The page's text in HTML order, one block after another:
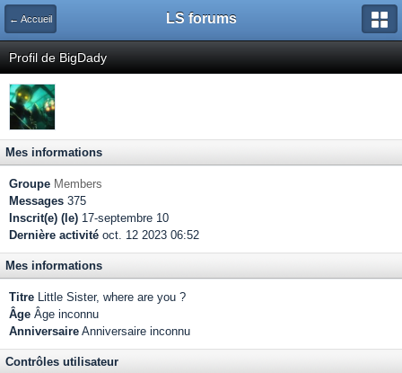
← Accueil LS forums
Profil de BigDady
Mes informations
Groupe Members
Messages 375
Inscrit(e) (le) 17-septembre 10
Dernière activité oct. 12 2023 06:52
Mes informations
Titre Little Sister, where are you ?
Âge Âge inconnu
Anniversaire Anniversaire inconnu
Contrôles utilisateur